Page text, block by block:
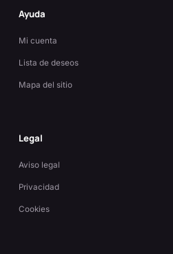
Ayuda
Mi cuenta
Lista de deseos
Mapa del sitio
Legal
Aviso legal
Privacidad
Cookies